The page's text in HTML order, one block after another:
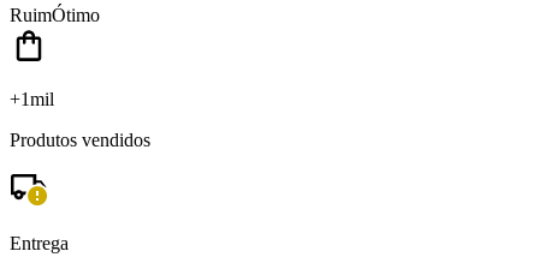
RuimÓtimo
+1mil
Produtos vendidos
Entrega